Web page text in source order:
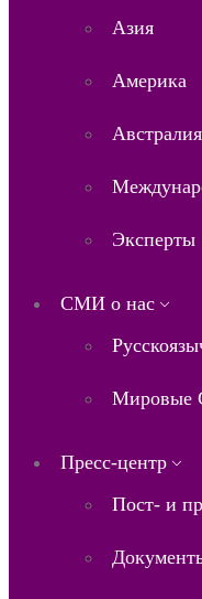
Азия
Америка
Эксперты
СМИ о нас
Пресс-центр
Пост- и